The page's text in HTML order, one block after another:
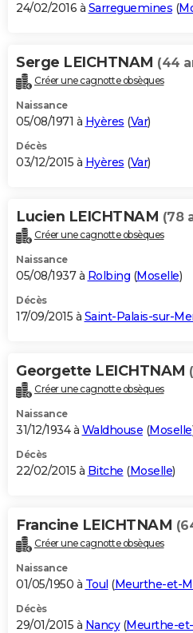
24/02/2016 à Sarreguemines (
Serge LEICHTNAM (44
Créer une cagnotte obsèques
Naissance
05/08/1971 à Hyères (Var)
Décès
03/12/2015 à Hyères (Var)
Lucien LEICHTNAM (78
Créer une cagnotte obsèques
Naissance
05/08/1937 à Rolbing (Moselle)
Décès
17/09/2015 à Saint-Palais-sur-
Georgette LEICHTNAM
Créer une cagnotte obsèques
Naissance
31/12/1934 à Waldhouse (Moselle
Décès
22/02/2015 à Bitche (Moselle)
Francine LEICHTNAM
Créer une cagnotte obsèques
Naissance
01/05/1950 à Toul (Meurthe-et-
Décès
29/01/2015 à Nancy(Meurthe-